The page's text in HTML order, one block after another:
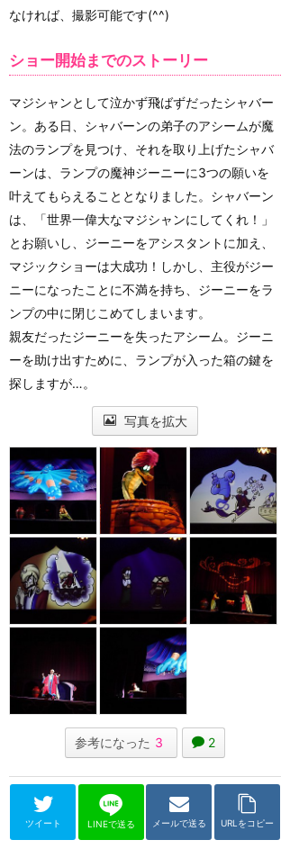
なければ、撮影可能です(^^)
ショー開始までのストーリー
マジシャンとして泣かず飛ばずだったシャバー
ン。ある日、シャバーンの弟子のアシームが魔
法のランプを見つけ、それを取り上げたシャバ
ーンは、ランプの魔神ジーニーに3つの願いを
叶えてもらえることとなりました。シャバーン
は、「世界一偉大なマジシャンにしてくれ！」
とお願いし、ジーニーをアシスタントに加え、
マジックショーは大成功！しかし、主役がジー
ニーになったことに不満を持ち、ジーニーをラ
ンプの中に閉じこめてしまいます。
親友だったジーニーを失ったアシーム。ジーニ
ーを助け出すために、ランプが入った箱の鍵を
探しますが…。
写真を拡大
参考になった 3 2
ツイート LINEで送る メールで送る URLをコピー